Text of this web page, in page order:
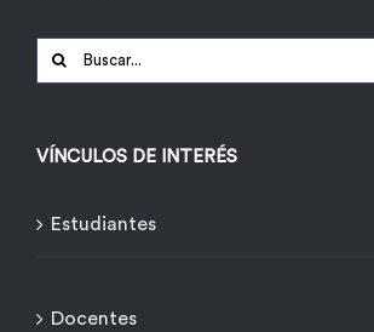
Buscar:
VÍNCULOS DE INTERÉS
Estudiantes
Docentes